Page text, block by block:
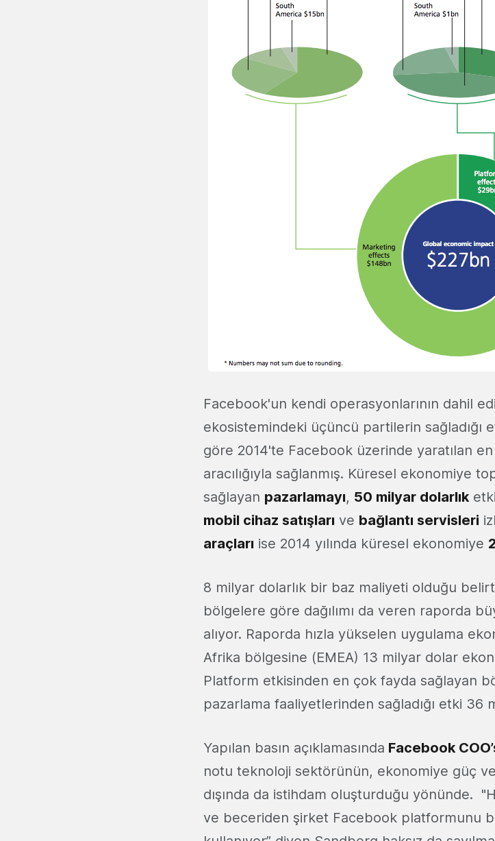
Facebook'un kendi operasyonlarının dahil
ekosistemindeki üçüncü partilerin sağladığı
göre 2014'te Facebook üzerinde yaratılan
aracılığıyla sağlanmış. Küresel ekonomiye
sağlayan pazarlamayı, 50 milyar dolarlık
mobil cihaz satışları ve bağlantı servisleri
araçları ise 2014 yılında küresel ekonomiye
8 milyar dolarlık bir baz maliyeti olduğu
bölgelere göre dağılımı da veren raporda
alıyor. Raporda hızla yükselen uygulama
Afrika bölgesine (EMEA) 13 milyar dolar
Platform etkisinden en çok fayda sağlayan
pazarlama faaliyetlerinden sağladığı etki 36
Yapılan basın açıklamasında Facebook
notu teknoloji sektörünün, ekonomiye güç
dışında da istihdam oluşturduğu yönünde.
ve beceriden şirket Facebook platformunu